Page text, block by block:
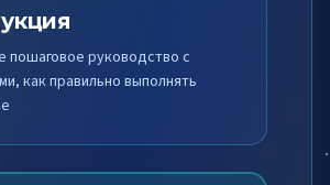
пошаговое руководство с
как правильно выполнять